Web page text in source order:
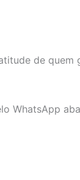
de quem
WhatsApp